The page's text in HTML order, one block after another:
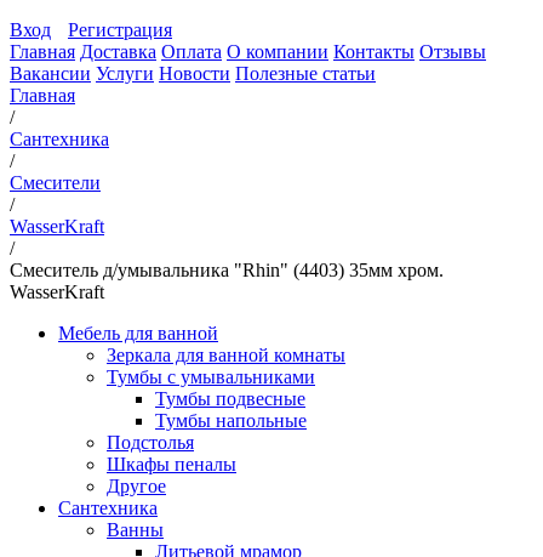
Вход
Регистрация
Главная Доставка Оплата О компании Контакты Отзывы
Вакансии Услуги Новости Полезные статьи
Главная
/
Сантехника
/
Смесители
/
WasserKraft
/
Смеситель д/умывальника "Rhin" (4403) 35мм хром.
WasserKraft
Мебель для ванной
Зеркала для ванной комнаты
Тумбы с умывальниками
Тумбы подвесные
Тумбы напольные
Подстолья
Шкафы пеналы
Другое
Сантехника
Ванны
Литьевой мрамор